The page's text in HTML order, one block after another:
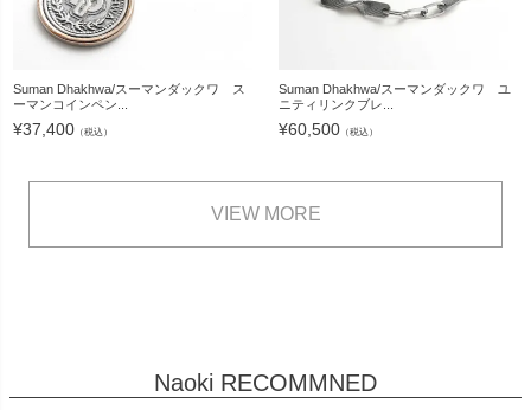
Suman Dhakhwa/スーマンダックワ ス
ーマンコインペン...
¥37,400 （税込）
Suman Dhakhwa/スーマンダックワ ユ
ニティリンクブレ...
¥60,500 （税込）
VIEW MORE
Naoki RECOMMNED